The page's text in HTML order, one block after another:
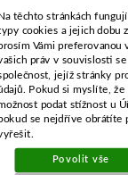
POPIS
délka-
těchto stránkách
cookies a jejich dobu
Vámi preferovanou
práv v souvislosti
jejíž stránky
Pokud si myslíte, že
podat stížnost u
se nejdříve obrátíte
Povolit vše